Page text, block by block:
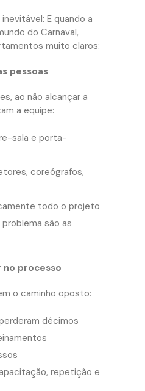
E quando a
do Carnaval,
muito claros:
pessoas
ao não alcançar a
a equipe:
sala e porta-
coreógrafos,
todo o projeto
problema são as
no processo
o caminho oposto:
décimos
repetição e